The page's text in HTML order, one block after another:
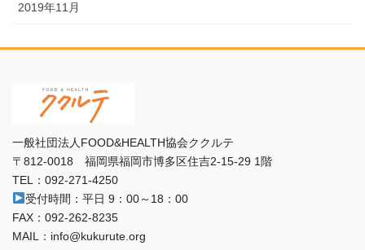
2019年11月
一般社団法人FOOD&HEALTH協会ククルテ
〒812-0018 福岡県福岡市博多区住吉2-15-29 1階
TEL：092-271-4250
受付時間：平日 9：00～18：00
FAX：092-262-8235
MAIL：info@kukurute.org